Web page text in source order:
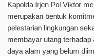
Kapolda Irjen Pol Viktor
merupakan bentuk
pelestarian lingkungan
membayar utang
daya alam yang belum